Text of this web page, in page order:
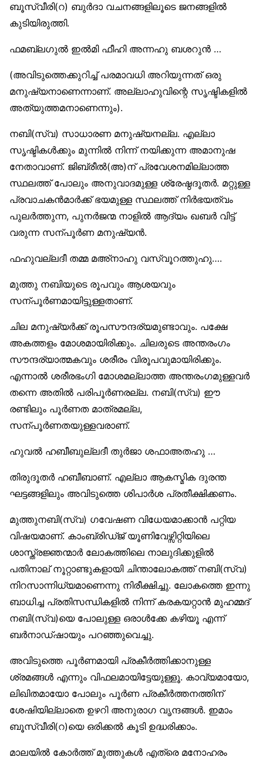
ബൂസ്വീരി(റ) ബുര്‍ദാ വചനങ്ങളിലൂടെ ജനങ്ങളില്‍
കുടിയിരുത്തി.
ഫമബ്ലഗുല്‍ ഇല്‍മി ഫീഹി അന്നഹു ബശറുന്‍ …
(അവിടുത്തെക്കുറിച്ച് പരമാവധി അറിയുന്നത് ഒരു
മനുഷ്യനാണെന്നാണ്. അല്ലാഹുവിന്റെ സൃഷ്ടികളില്‍
അത്യുത്തമനാണെന്നും).
നബി(സ്വ) സാധാരണ മനുഷ്യനല്ല. എല്ലാ
സൃഷ്ടികള്‍ക്കും മുന്നില്‍ നിന്ന് നയിക്കുന്ന അമാനുഷ
നേതാവാണ്. ജിബ്രീല്‍(അ)ന് പ്രവേശനമില്ലാത്ത
സ്ഥലത്ത് പോലും അനുവാദമുള്ള ശ്രേഷ്ഠദൂതര്‍. മറ്റുള്ള
പ്രവാചകന്‍മാര്‍ക്ക് ഭയമുള്ള സ്ഥലത്ത് നിര്‍ഭയത്വം
പുലര്‍ത്തുന്ന, പുനര്‍ജന്മ നാളില്‍ ആദ്യം ഖബര്‍ വിട്ട്
വരുന്ന സന്പൂര്‍ണ മനുഷ്യന്‍.
ഫഹുവല്ലദീ തമ്മ മഅ്നാഹു വസ്വൂറത്തുഹു….
മുത്തു നബിയുടെ രൂപവും ആശയവും
സന്പൂര്‍ണമായിട്ടുള്ളതാണ്.
ചില മനുഷ്യര്‍ക്ക് രൂപസൗന്ദര്യമുണ്ടാവും. പക്ഷേ
അകത്തളം മോശമായിരിക്കും. ചിലരുടെ അന്തരംഗം
സൗന്ദര്യാത്മകവും ശരീരം വിരൂപവുമായിരിക്കും.
എന്നാല്‍ ശരീരഭംഗി മോശമല്ലാത്ത അന്തരംഗമുള്ളവര്‍
തന്നെ അതില്‍ പരിപൂര്‍ണരല്ല. നബി(സ്വ) ഈ
രണ്ടിലും പൂര്‍ണത മാത്രമല്ല,
സന്പൂര്‍ണതയുള്ളവരാണ്.
ഹുവല്‍ ഹബീബുല്ലദീ തുര്‍ജാ ശഫാഅതഹു …
തിരുദൂതര്‍ ഹബീബാണ്. എല്ലാ ആകസ്മിക ദുരന്ത
ഘട്ടങ്ങളിലും അവിടുത്തെ ശിപാര്‍ശ പ്രതീക്ഷിക്കണം.
മുത്തുനബി(സ്വ) ഗവേഷണ വിധേയമാക്കാന്‍ പറ്റിയ
വിഷയമാണ്. കാംബ്രിഡ്ജ് യൂണിവേഴ്സിറ്റിയിലെ
ശാസ്ത്രജ്ഞന്മാര്‍ ലോകത്തിലെ നാലുദിക്കുളില്‍
പതിനാല് നൂറ്റാണ്ടുകളായി ചിന്താലോകത്ത് നബി(സ്വ)
നിറസാന്നിധ്യമാണെന്നു നിരീക്ഷിച്ചു. ലോകത്തെ ഇന്നു
ബാധിച്ച പ്രതിസന്ധികളില്‍ നിന്ന് കരകയറ്റാന്‍ മുഹമ്മദ്
നബി(സ്വ)യെ പോലുള്ള ഒരാള്‍ക്കേ കഴിയൂ എന്ന്
ബര്‍നാഡ്ഷായും പറഞ്ഞുവെച്ചു.
അവിടുത്തെ പൂര്‍ണമായി പ്രകീര്‍ത്തിക്കാനുള്ള
ശ്രമങ്ങള്‍ എന്നും വിഫലമായിട്ടേയുള്ളൂ. കാവ്യമായോ,
ലിഖിതമായോ പോലും പൂര്‍ണ പ്രകീര്‍ത്തനത്തിന്
ശേഷിയില്ലാതെ ഉഴറി അനുരാഗ വൃന്ദങ്ങള്‍. ഇമാം
ബൂസ്വീരി(റ)യെ ഒരിക്കല്‍ കൂടി ഉദ്ധരിക്കാം.
മാലയില്‍ കോര്‍ത്ത് മുത്തുകള്‍ എത്രെ മനോഹരം